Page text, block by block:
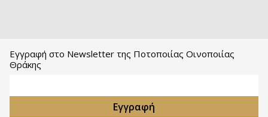
Εγγραφή στο Newsletter της Ποτοποιίας Οινοποιίας
Θράκης
Εγγραφή